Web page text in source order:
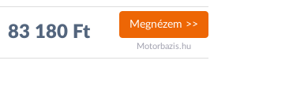
83 180 Ft Megnézem >>
Motorbazis.hu